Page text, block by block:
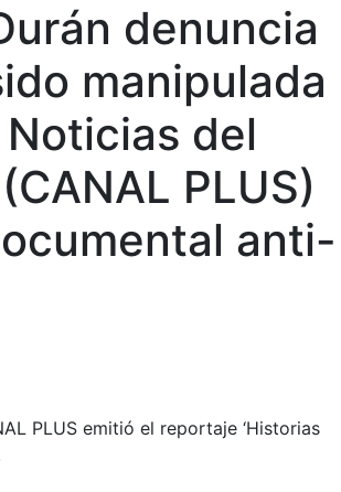
denuncia
manipulada
Noticias del
PLUS)
anti-
PLUS emitió el reportaje ‘Historias